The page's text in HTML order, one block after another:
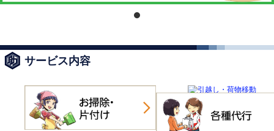
サービス内容